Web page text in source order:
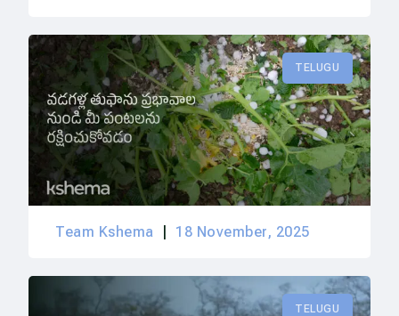
TELUGU
Team Kshema 18 November, 2025
TELUGU